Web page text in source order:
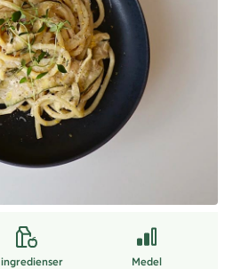
ingredienser Medel